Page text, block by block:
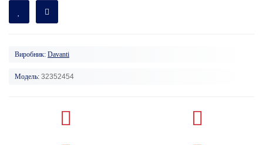
Виробник: Davanti
Модель: 32352454